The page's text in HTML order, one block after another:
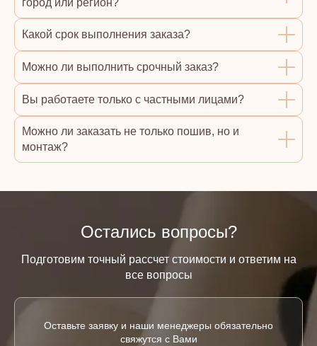
город или регион?
Какой срок выполнения заказа?
Можно ли выполнить срочный заказ?
Вы работаете только с частными лицами?
Можно ли заказать не только пошив, но и
монтаж?
Остались вопросы?
Подготовим точный рассчет стоимости и ответим на
все вопросы
Оставьте заявку и наши менеджеры обязательно
свяжутся с Вами